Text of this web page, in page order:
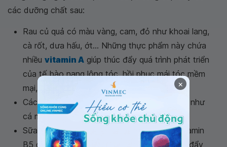
các dưỡng chất sau:
Rau củ quả có màu vàng, cam, đỏ như khoai lang,
cà rốt, dưa hấu, ớt... Những thực phẩm này chứa
nhiều vitamin A giúp thúc đẩy quá trình phát triển
của tế bào nang lông tóc, hồi phục mái tóc mềm
mại, chắc khỏe.
Các loại cá chứa nhiều
axit béo omega – 3
như
cá mòi, cá hồi..
Sữa chua và các loại thức ăn chứa nhiều vitamin
B5 giúp tăng lưu lượng máu lên da đầu, thúc đẩy
×